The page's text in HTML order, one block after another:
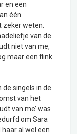
en een
één
zeker weten.
van de
niet van me,
maar een flink
de singels in de
van het
van me’ was
om Sara
al wel een